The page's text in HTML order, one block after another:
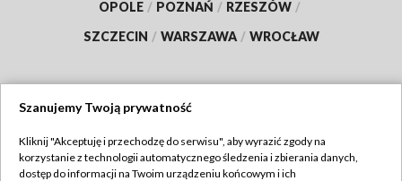
OPOLE / POZNAŃ / RZESZÓW /
SZCZECIN / WARSZAWA / WROCŁAW
TVP
Szanujemy Twoją prywatność
Kliknij "Akceptuję i przechodzę do serwisu", aby wyrazić zgody na
korzystanie z technologii automatycznego śledzenia i zbierania danych,
dostęp do informacji na Twoim urządzeniu końcowym i ich